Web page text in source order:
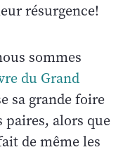
résurgence!
sommes
du Grand
sa grande foire
paires, alors que
de même les